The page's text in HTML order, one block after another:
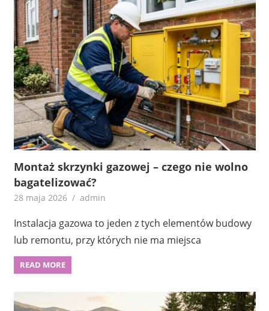
Montaż skrzynki gazowej – czego nie wolno
bagatelizować?
28 maja 2026 admin
Instalacja gazowa to jeden z tych elementów budowy
lub remontu, przy których nie ma miejsca
READ MORE